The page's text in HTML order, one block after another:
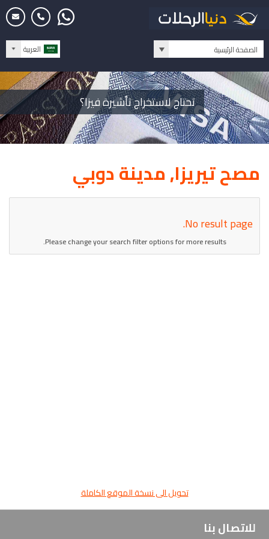
العربية الصفحة الرئيسية
تحتاج لاستخراج تأشيرة فيزا؟
مصح تيريزا, مدينة دوبي
No result page.
Please change your search filter options for more results.
تحويل الى نسخة الموقع الكاملة
للاتصال بنا